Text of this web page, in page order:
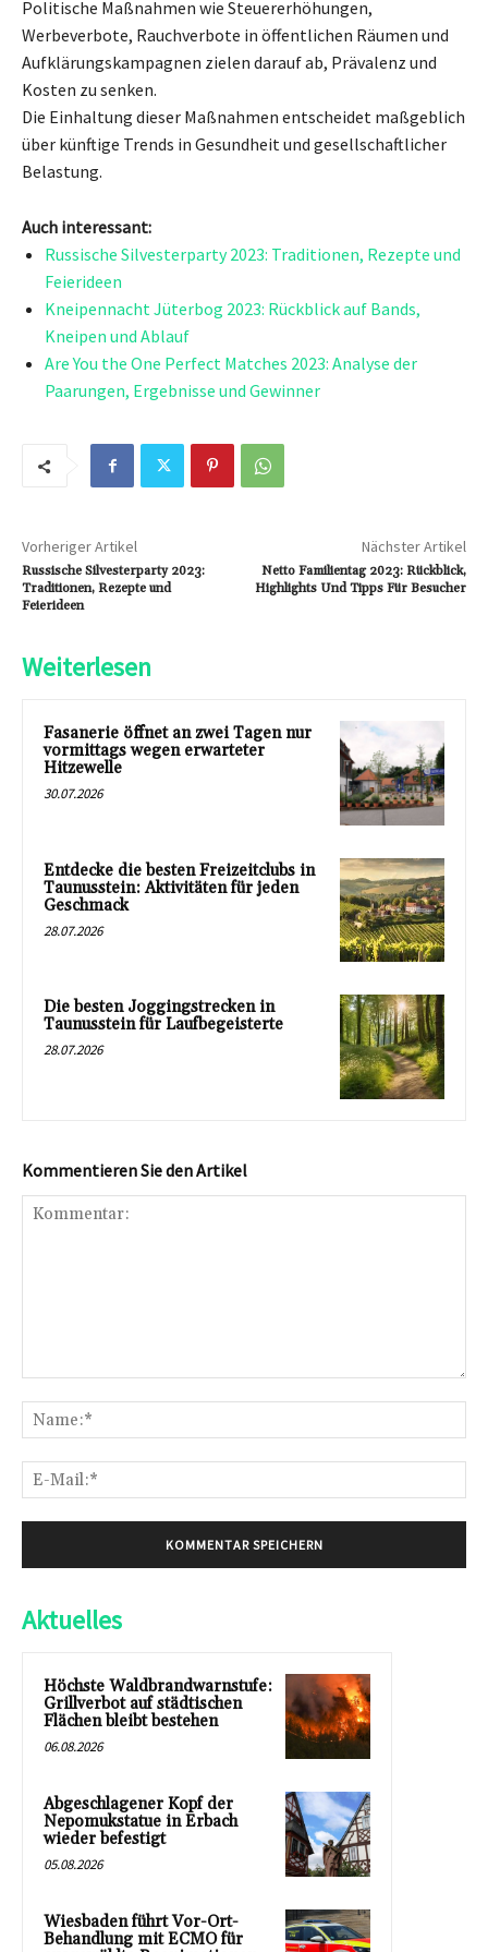
Politische Maßnahmen wie Steuererhöhungen,
Werbeverbote, Rauchverbote in öffentlichen Räumen und
Aufklärungskampagnen zielen darauf ab, Prävalenz und
Kosten zu senken.
Die Einhaltung dieser Maßnahmen entscheidet maßgeblich
über künftige Trends in Gesundheit und gesellschaftlicher
Belastung.
Auch interessant:
Russische Silvesterparty 2023: Traditionen, Rezepte und
Feierideen
Kneipennacht Jüterbog 2023: Rückblick auf Bands,
Kneipen und Ablauf
Are You the One Perfect Matches 2023: Analyse der
Paarungen, Ergebnisse und Gewinner
Vorheriger Artikel
Russische Silvesterparty 2023:
Traditionen, Rezepte und
Feierideen
Nächster Artikel
Netto Familientag 2023: Rückblick,
Highlights Und Tipps Für Besucher
Weiterlesen
Fasanerie öffnet an zwei Tagen nur
vormittags wegen erwarteter
Hitzewelle
30.07.2026
Entdecke die besten Freizeitclubs in
Taunusstein: Aktivitäten für jeden
Geschmack
28.07.2026
Die besten Joggingstrecken in
Taunusstein für Laufbegeisterte
28.07.2026
Kommentieren Sie den Artikel
Aktuelles
Höchste Waldbrandwarnstufe:
Grillverbot auf städtischen
Flächen bleibt bestehen
06.08.2026
Abgeschlagener Kopf der
Nepomukstatue in Erbach
wieder befestigt
05.08.2026
Wiesbaden führt Vor-Ort-
Behandlung mit ECMO für